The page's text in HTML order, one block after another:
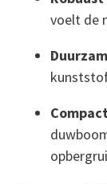
voelt de